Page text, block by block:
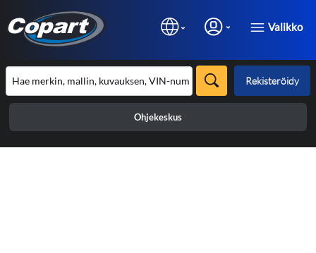
Valikko
Rekisteröidy
Ohjekeskus